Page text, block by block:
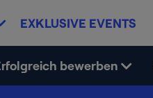
EXKLUSIVE EVENTS
bewerben